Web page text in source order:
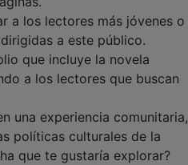
a los lectores más jóvenes o
a este público.
que incluye la novela
a los lectores que buscan
una experiencia comunitaria,
políticas culturales de la
que te gustaría explorar?